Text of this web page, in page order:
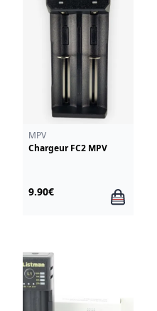
MPV
Chargeur FC2 MPV
9.90€